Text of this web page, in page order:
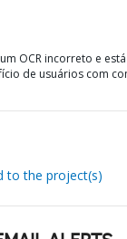
OCR incorreto e
de usuários com
to the project(s)